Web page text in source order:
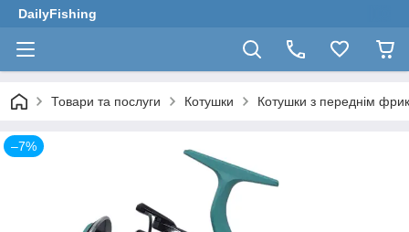
DailyFishing
Товари та послуги Котушки Котушки з переднім
–7%